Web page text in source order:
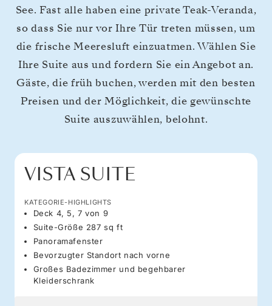
See. Fast alle haben eine private Teak-Veranda,
so dass Sie nur vor Ihre Tür treten müssen, um
die frische Meeresluft einzuatmen. Wählen Sie
Ihre Suite aus und fordern Sie ein Angebot an.
Gäste, die früh buchen, werden mit den besten
Preisen und der Möglichkeit, die gewünschte
Suite auszuwählen, belohnt.
VISTA SUITE
KATEGORIE-HIGHLIGHTS
Deck 4, 5, 7 von 9
Suite-Größe 287 sq ft
Panoramafenster
Bevorzugter Standort nach vorne
Großes Badezimmer und begehbarer
Kleiderschrank